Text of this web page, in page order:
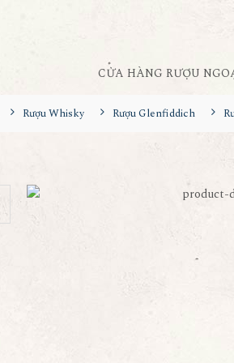
CỬA HÀNG RƯỢU
Rượu Whisky Rượu Glenfiddich